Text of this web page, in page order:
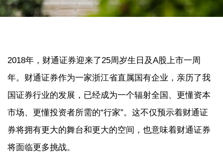
2018年，财通证券迎来了25周岁生日及A股上市一周
年。财通证券作为一家浙江省直属国有企业，亲历了我
国证券行业的发展，已经成为一个辐射全国、更懂资本
市场、更懂投资者所需的“行家”。这不仅预示着财通证
券将拥有更大的舞台和更大的空间，也意味着财通证券
将面临更多挑战。